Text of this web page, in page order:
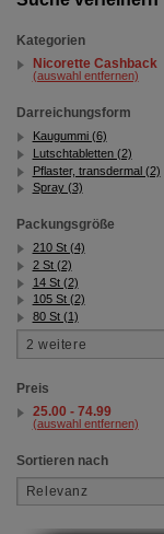
Kategorien
Nicorette Cashback
(auswahl entfernen)
Darreichungsform
Kaugummi (6)
Lutschtabletten (2)
Pflaster, transdermal (2)
Spray (3)
Packungsgröße
210 St (4)
2 St (2)
14 St (2)
105 St (2)
80 St (1)
Preis
25.00 - 74.99
(auswahl entfernen)
Sortieren nach